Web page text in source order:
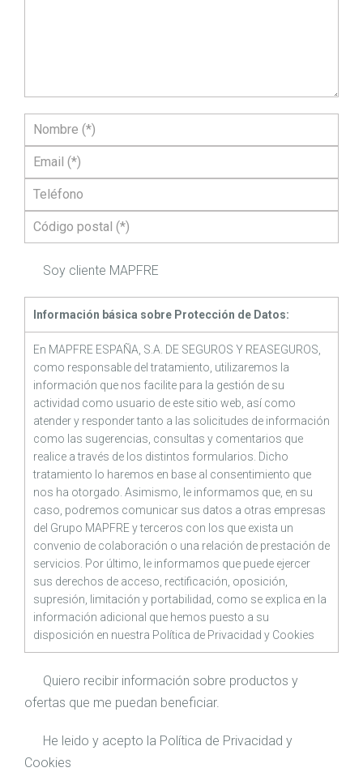
Soy cliente MAPFRE
Información básica sobre Protección de Datos:
En MAPFRE ESPAÑA, S.A. DE SEGUROS Y REASEGUROS,
como responsable del tratamiento, utilizaremos la
información que nos facilite para la gestión de su
actividad como usuario de este sitio web, así como
atender y responder tanto a las solicitudes de información
como las sugerencias, consultas y comentarios que
realice a través de los distintos formularios. Dicho
tratamiento lo haremos en base al consentimiento que
nos ha otorgado. Asimismo, le informamos que, en su
caso, podremos comunicar sus datos a otras empresas
del Grupo MAPFRE y terceros con los que exista un
convenio de colaboración o una relación de prestación de
servicios. Por último, le informamos que puede ejercer
sus derechos de acceso, rectificación, oposición,
supresión, limitación y portabilidad, como se explica en la
información adicional que hemos puesto a su
disposición en nuestra Política de Privacidad y Cookies
Quiero recibir información sobre productos y
ofertas que me puedan beneficiar.
He leido y acepto la Política de Privacidad y
Cookies